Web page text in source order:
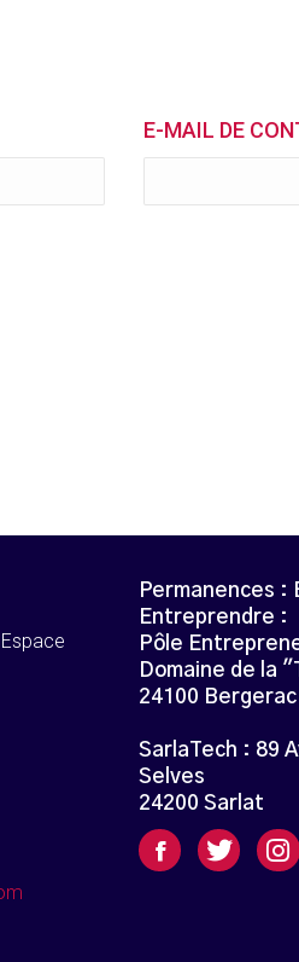
E-MAIL DE
Permanences :
Entreprendre :
Pôle
Domaine de la
24100 Bergerac
SarlaTech : 89
Selves
24200 Sarlat